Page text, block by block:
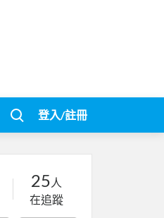
登入/註冊
25 人
在追蹤